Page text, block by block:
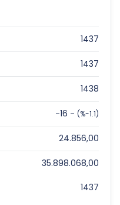
analistlerin
1.437,00 TL
-1,10%
%-0,78
1437
1437
1438
-16 - (%-1.1)
24.856,00
35.898.068,00
1437